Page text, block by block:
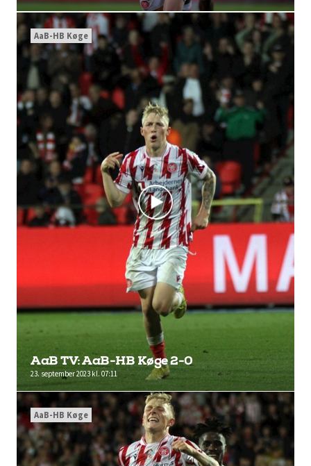
AaB TV: AaB-HB Køge 2-0
23. september 2023 kl. 07:11
AaB-HB Køge
AaB-HB Køge